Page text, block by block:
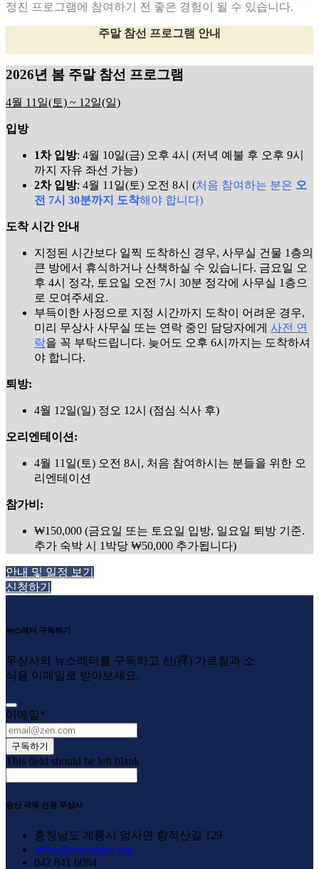
정진 프로그램에 참여하기 전 좋은 경험이 될 수 있습니다.
주말 참선 프로그램 안내
2026년 봄 주말 참선 프로그램
4월 11일(토) ~ 12일(일)
입방
1차 입방: 4월 10일(금) 오후 4시 (저녁 예불 후 오후 9시
까지 자유 좌선 가능)
2차 입방: 4월 11일(토) 오전 8시 (처음 참여하는 분은 오
전 7시 30분까지 도착해야 합니다)
도착 시간 안내
지정된 시간보다 일찍 도착하신 경우, 사무실 건물 1층의
큰 방에서 휴식하거나 산책하실 수 있습니다. 금요일 오
후 4시 정각, 토요일 오전 7시 30분 정각에 사무실 1층으
로 모여주세요.
부득이한 사정으로 지정 시간까지 도착이 어려운 경우,
미리 무상사 사무실 또는 연락 중인 담당자에게 사전 연
락을 꼭 부탁드립니다. 늦어도 오후 6시까지는 도착하셔
야 합니다.
퇴방:
4월 12일(일) 정오 12시 (점심 식사 후)
오리엔테이션:
4월 11일(토) 오전 8시, 처음 참여하시는 분들을 위한 오
리엔테이션
참가비:
₩150,000 (금요일 또는 토요일 입방, 일요일 퇴방 기준.
추가 숙박 시 1박당 ₩50,000 추가됩니다)
안내 및 일정 보기
신청하기
뉴스레터 구독하기
무상사의 뉴스레터를 구독하고 선(禪) 가르침과 소
식을 이메일로 받아보세요.
이메일 *
구독하기
This field should be left blank
숭산 국제 선원 무상사
충청남도 계룡시 엄사면 향적산길 129
office@musangsa.org
042 841 6084